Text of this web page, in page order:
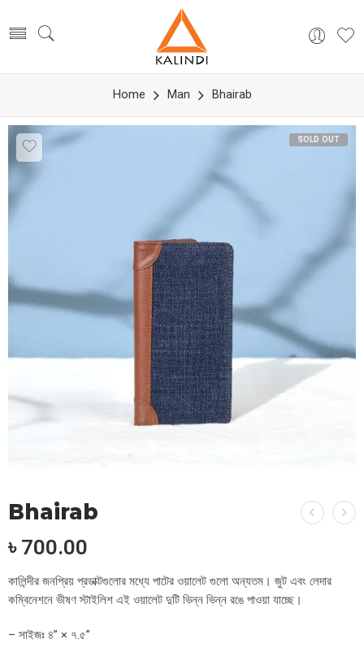
Home Man Bhairab
SOLD OUT
Bhairab
৳ 700.00
কালিন্দীর জনপ্রিয় প্রডাক্টগুলোর মধ্যে পাটের ওয়ালেট গুলো অন্যতম। জুট এবং লেদার
কম্বিনেশনে ভীষণ স্টাইলিশ এই ওয়ালেট দুটি ভিন্ন ভিন্ন রঙে পাওয়া যাচ্ছে।
– সাইজঃ ৪” × ৭.৫”